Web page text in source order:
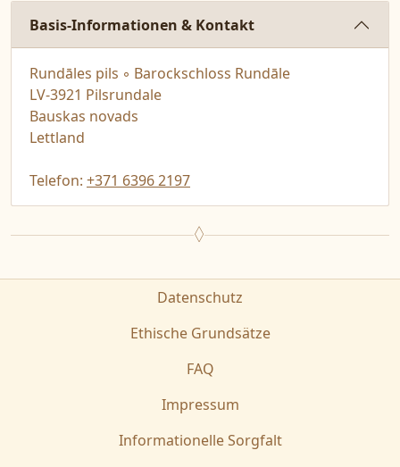
Basis-Informationen & Kontakt
Rundāles pils ◦ Barockschloss Rundāle
LV-3921 Pilsrundale
Bauskas novads
Lettland
Telefon: +371 6396 2197
Datenschutz
Ethische Grundsätze
FAQ
Impressum
Informationelle Sorgfalt